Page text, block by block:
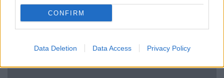
CONFIRM
Data Deletion Data Access Privacy Policy
Kéthónapos a Tisza-kormány: íme a mérleg!
ELEMZÉSEK 2026. júl. 21.